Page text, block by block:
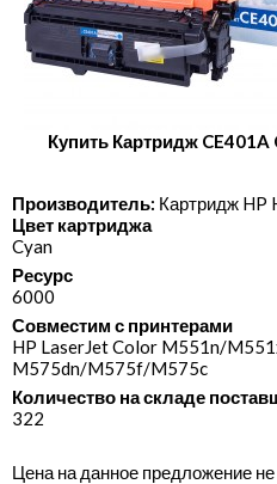
Купить Картридж
Производитель: Картридж HP
Цвет картриджа
Cyan
Ресурс
6000
Совместим с принтерами
HP LaserJet Color M551n/​
M575dn/​M575f/​M575c
Количество на складе
322
Цена на данное предложение